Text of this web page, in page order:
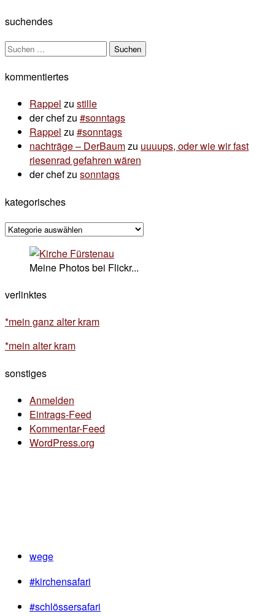
suchendes
Suchen
kommentiertes
Rappel zu stille
der chefzu #sonntags
Rappel zu #sonntags
nachträge – DerBaumzu uuuups, oder wie wir fast
riesenrad gefahren wären
der chefzu sonntags
kategorisches
kategorisches
Meine Photos bei Flickr...
verlinktes
*mein ganz alter kram
*mein alter kram
sonstiges
Anmelden
Eintrags-Feed
Kommentar-Feed
WordPress.org
wege
#kirchensafari
#schlössersafari